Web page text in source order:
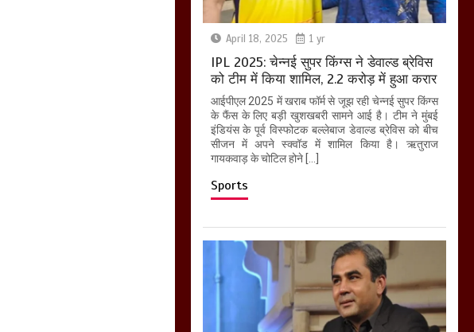
April 18, 2025 1 yr
IPL 2025: चेन्नई सुपर किंग्स ने डेवाल्ड ब्रेविस
को टीम में किया शामिल, 2.2 करोड़ में हुआ करार
आईपीएल 2025 में खराब फॉर्म से जूझ रही चेन्नई सुपर किंग्स
के फैंस के लिए बड़ी खुशखबरी सामने आई है। टीम ने मुंबई
इंडियंस के पूर्व विस्फोटक बल्लेबाज डेवाल्ड ब्रेविस को बीच
सीजन में अपने स्क्वॉड में शामिल किया है। ऋतुराज
गायकवाड़ के चोटिल होने […]
Sports